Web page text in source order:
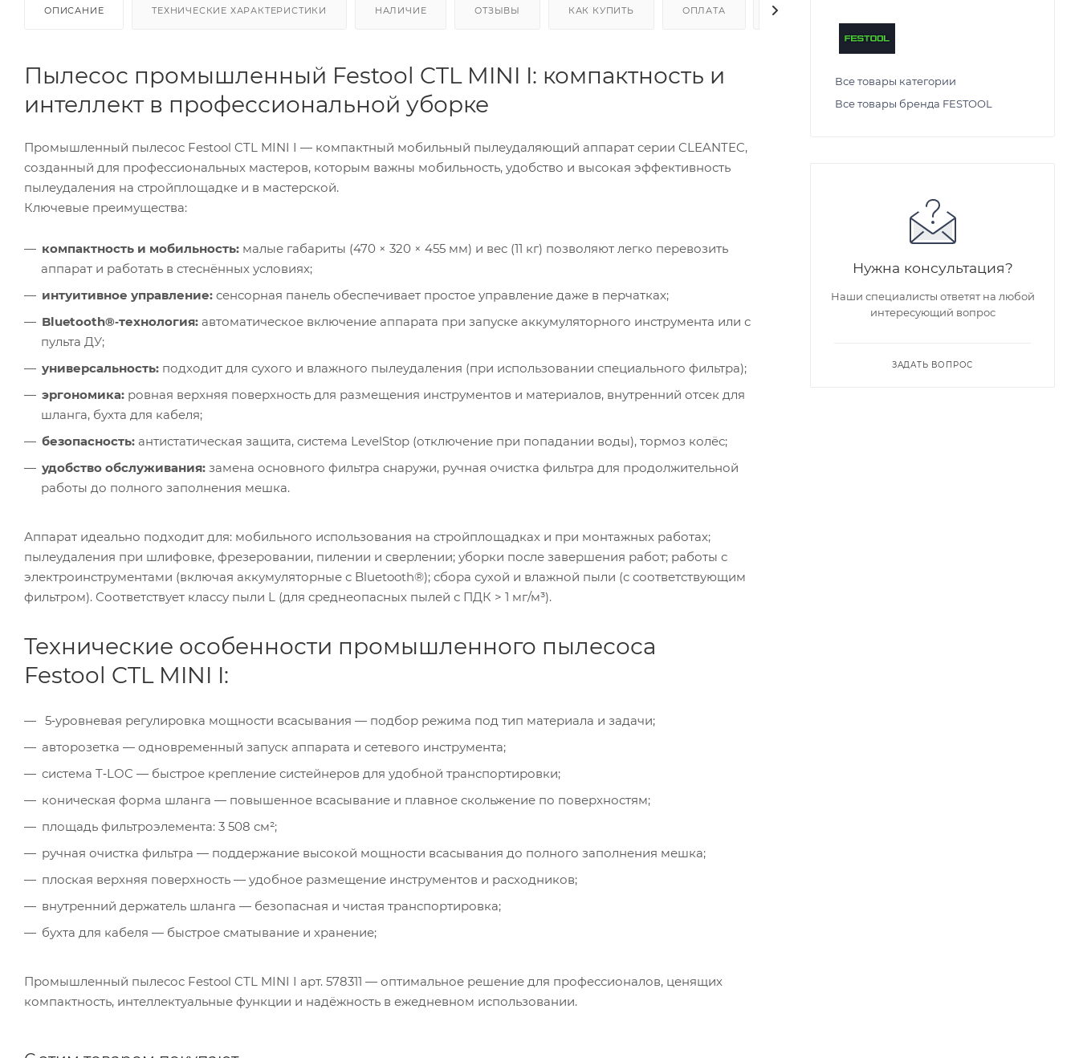
ОПИСАНИЕ ТЕХНИЧЕСКИЕ ХАРАКТЕРИСТИКИ НАЛИЧИЕ ОТЗЫВЫ КАК КУПИТЬ ОПЛАТА ДОСТАВКА
Пылесос промышленный Festool CTL MINI I: компактность и
интеллект в профессиональной уборке
Промышленный пылесос Festool CTL MINI I — компактный мобильный пылеудаляющий аппарат серии CLEANTEC,
созданный для профессиональных мастеров, которым важны мобильность, удобство и высокая эффективность
пылеудаления на стройплощадке и в мастерской.
Ключевые преимущества:
компактность и мобильность: малые габариты (470 × 320 × 455 мм) и вес (11 кг) позволяют легко перевозить
аппарат и работать в стеснённых условиях;
интуитивное управление: сенсорная панель обеспечивает простое управление даже в перчатках;
Bluetooth®‑технология: автоматическое включение аппарата при запуске аккумуляторного инструмента или с
пульта ДУ;
универсальность: подходит для сухого и влажного пылеудаления (при использовании специального фильтра);
эргономика: ровная верхняя поверхность для размещения инструментов и материалов, внутренний отсек для
шланга, бухта для кабеля;
безопасность: антистатическая защита, система LevelStop (отключение при попадании воды), тормоз колёс;
удобство обслуживания: замена основного фильтра снаружи, ручная очистка фильтра для продолжительной
работы до полного заполнения мешка.
Аппарат идеально подходит для: мобильного использования на стройплощадках и при монтажных работах;
пылеудаления при шлифовке, фрезеровании, пилении и сверлении; уборки после завершения работ; работы с
электроинструментами (включая аккумуляторные с Bluetooth®); сбора сухой и влажной пыли (с соответствующим
фильтром). Соответствует классу пыли L (для среднеопасных пылей с ПДК > 1 мг/м³).
Технические особенности промышленного пылесоса
Festool CTL MINI I:
5‑уровневая регулировка мощности всасывания — подбор режима под тип материала и задачи;
авторозетка — одновременный запуск аппарата и сетевого инструмента;
система T‑LOC — быстрое крепление систейнеров для удобной транспортировки;
коническая форма шланга — повышенное всасывание и плавное скольжение по поверхностям;
площадь фильтроэлемента: 3 508 см²;
ручная очистка фильтра — поддержание высокой мощности всасывания до полного заполнения мешка;
плоская верхняя поверхность — удобное размещение инструментов и расходников;
внутренний держатель шланга — безопасная и чистая транспортировка;
бухта для кабеля — быстрое сматывание и хранение;
Промышленный пылесос Festool CTL MINI I арт. 578311 — оптимальное решение для профессионалов, ценящих
компактность, интеллектуальные функции и надёжность в ежедневном использовании.
Все товары категории
Все товары бренда FESTOOL
Нужна консультация?
Наши специалисты ответят на любой
интересующий вопрос
ЗАДАТЬ ВОПРОС